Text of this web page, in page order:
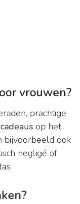
vrouwen?
prachtige
op het
bijvoorbeeld ook
negligé of